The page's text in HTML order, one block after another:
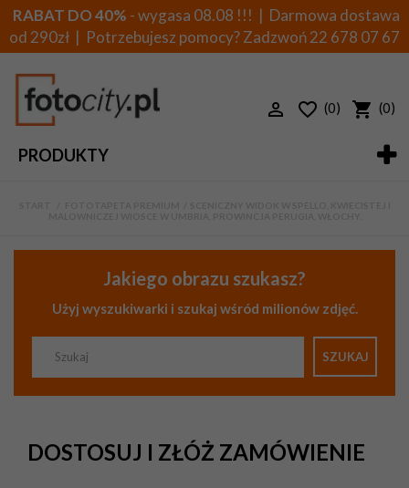
RABAT DO 40% - wygasa 08.08 !!! | Darmowa dostawa
od 290zł | Potrzebujesz pomocy? Zadzwoń22 678 07 67
PRODUKTY
(0) (0)
Jakiego obrazu szukasz?
Użyj wyszukiwarki i szukaj wśród milionów zdjęć.
SZUKAJ
DOSTOSUJ I ZŁÓŻ ZAMÓWIENIE